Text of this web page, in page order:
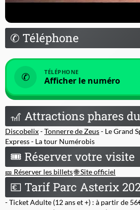
✆ Téléphone
✆ TÉLÉPHONE
Afficher le numéro
🎢 Attractions phares
Discobelix-Tonnerre de Zeus- Le Grand
Express - La tour Numérobis
🎟 Réserver votre visite
🎫 Réserver les billets🌐 Site officiel
💶 Tarif Parc Asterix
- Ticket Adulte (12 ans et +) : à partir de